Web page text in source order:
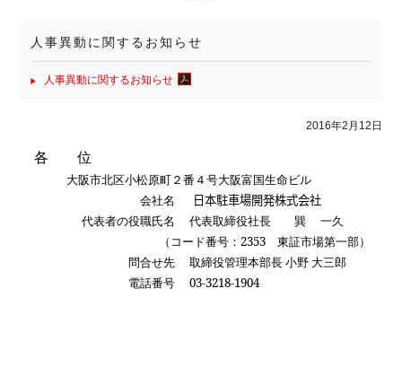
人事異動に関するお知らせ
人事異動に関するお知らせ
2016年2月12日
各 位
大阪市北区小松原町２番４号大阪富国生命ビル
会社名
日本駐車場開発株式会社
代表者の役職氏名
代表取締役社長 巽 一久
（コード番号： 2353東証市場第一部）
問合せ先
取締役管理本部長小野 大三郎
電話番号
03-3218-1904